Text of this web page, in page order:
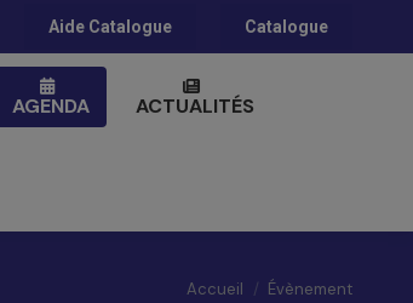
Aide Catalogue Catalogue
AGENDA ACTUALITÉS
Accueil
Évènement